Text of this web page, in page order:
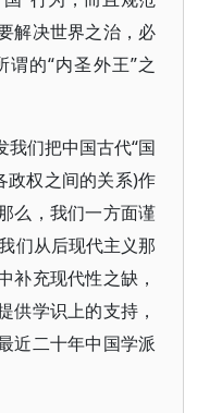
解决世界之治，必
的“内圣外王”之
们把中国古代“国
政权之间的关系)作
么，我们一方面谨
们从后现代主义那
补充现代性之缺，
供学识上的支持，
近二十年中国学派